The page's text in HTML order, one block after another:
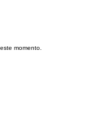
momento.